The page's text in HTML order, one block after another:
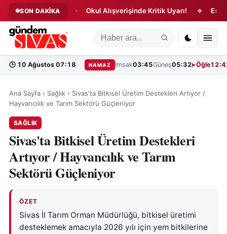
SON DAKİKA
Sona Eriyor! ◆ Okul Alışverişinde Kritik Uyarı! ◆ Eski
🕒 10 Ağustos 07:18 NAMAZ İmsak03:45Güneş05:32 Öğle
Ana Sayfa › Sağlık › Sivas'ta Bitkisel Üretim Destekleri Artıyor /
Hayvancılık ve Tarım Sektörü Güçleniyor
SAĞLIK
Sivas'ta Bitkisel Üretim Destekleri
Artıyor / Hayvancılık ve Tarım
Sektörü Güçleniyor
ÖZET
Sivas İl Tarım Orman Müdürlüğü, bitkisel üretimi
desteklemek amacıyla 2026 yılı için yem bitkilerine